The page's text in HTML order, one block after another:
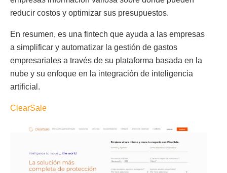
reducir costos y optimizar sus presupuestos.
En resumen, es una fintech que ayuda a las empresas
a simplificar y automatizar la gestión de gastos
empresariales a través de su plataforma basada en la
nube y su enfoque en la integración de inteligencia
artificial.
ClearSale